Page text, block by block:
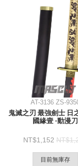
AT-3136 ZS-
鬼滅之刃 最強劍士 日
國緣壹 -動漫刀
1,152
目前無庫存